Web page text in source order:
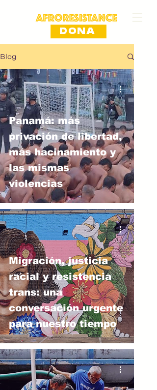
DONA
Blog
Panamá: más
privación de libertad,
más hacinamiento y
las mismas
violencias
Migración, justicia
racial y resistencia
trans: una
conversación urgente
para nuestro tiempo